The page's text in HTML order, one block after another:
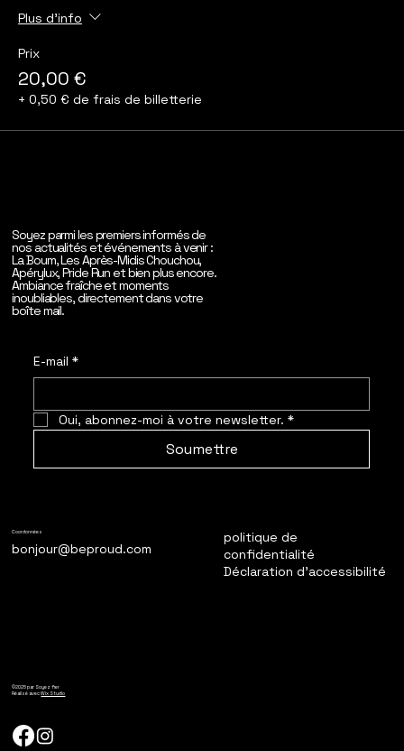
Plus d'info
Prix
20,00 €
+ 0,50 € de frais de billetterie
Soyez parmi les premiers informés de
nos actualités et événements à venir :
La Boum, Les Après-Midis Chouchou,
Apérylux, Pride Run et bien plus encore.
Ambiance fraîche et moments
inoubliables, directement dans votre
boîte mail.
E-mail *
Oui, abonnez-moi à votre newsletter. *
Soumettre
Coordonnées
bonjour@beproud.com
politique de
confidentialité
Déclaration d'accessibilité
©2025 par Soyez fier
Réalisé avec Wix Studio